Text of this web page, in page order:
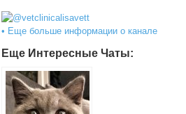
• Еще больше информации о канале
Еще Интересные Чаты: